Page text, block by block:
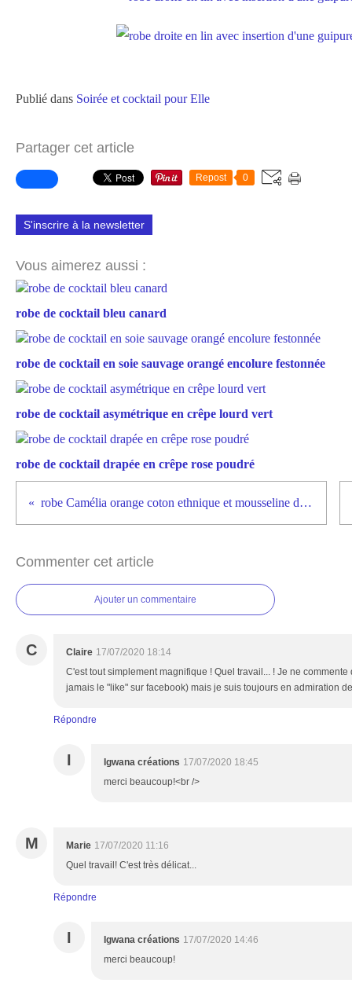
Publié dans Soirée et cocktail pour Elle
Partager cet article
Repost 0
S'inscrire à la newsletter
Vous aimerez aussi :
robe de cocktail bleu canard
robe de cocktail en soie sauvage orangé encolure festonnée
robe de cocktail asymétrique en crêpe lourd vert
robe de cocktail drapée en crêpe rose poudré
robe Camélia orange coton ethnique et mousseline de soie
Commenter cet article
Ajouter un commentaire
C Claire 17/07/2020 18:14
C'est tout simplement magnifique ! Quel travail... ! Je ne
jamais le "like" sur facebook) mais je suis toujours en admiration
Répondre
I Igwana créations 17/07/2020 18:45
merci beaucoup!<br />
M Marie 17/07/2020 11:16
Quel travail! C'est très délicat...
Répondre
I Igwana créations 17/07/2020 14:46
merci beaucoup!